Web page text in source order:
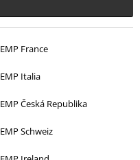
EMP France
EMP Italia
EMP Česká Republika
EMP Schweiz